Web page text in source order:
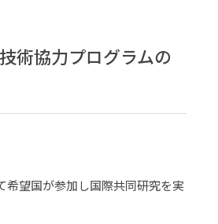
術協力プログラムの
希望国が参加し国際共同研究を実